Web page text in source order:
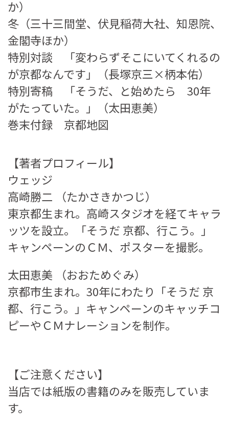
か）
冬（三十三間堂、伏見稲荷大社、知恩院、
金閣寺ほか）
特別対談 「変わらずそこにいてくれるの
が京都なんです」（長塚京三×柄本佑）
特別寄稿 「そうだ、と始めたら 30年
がたっていた。」（太田恵美）
巻末付録 京都地図
【著者プロフィール】
ウェッジ
高崎勝二 （たかさきかつじ）
東京都生まれ。高崎スタジオを経てキャラ
ッツを設立。「そうだ 京都、行こう。」
キャンペーンのＣＭ、ポスターを撮影。
太田恵美 （おおためぐみ）
京都市生まれ。30年にわたり「そうだ 京
都、行こう。」キャンペーンのキャッチコ
ピーやＣＭナレーションを制作。
【ご注意ください】
当店では紙版の書籍のみを販売していま
す。